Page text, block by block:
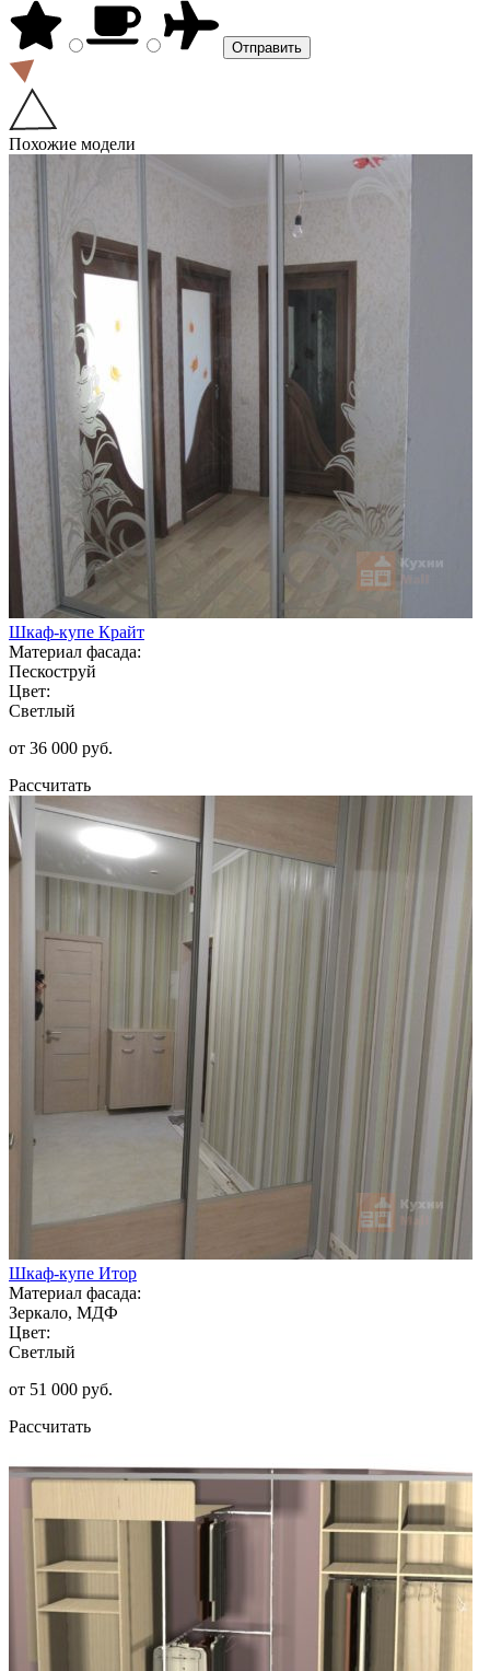
Похожие модели
Шкаф-купе Крайт
Материал фасада:
Пескоструй
Цвет:
Светлый
от 36 000 руб.
Рассчитать
Шкаф-купе Итор
Материал фасада:
Зеркало, МДФ
Цвет:
Светлый
от 51 000 руб.
Рассчитать